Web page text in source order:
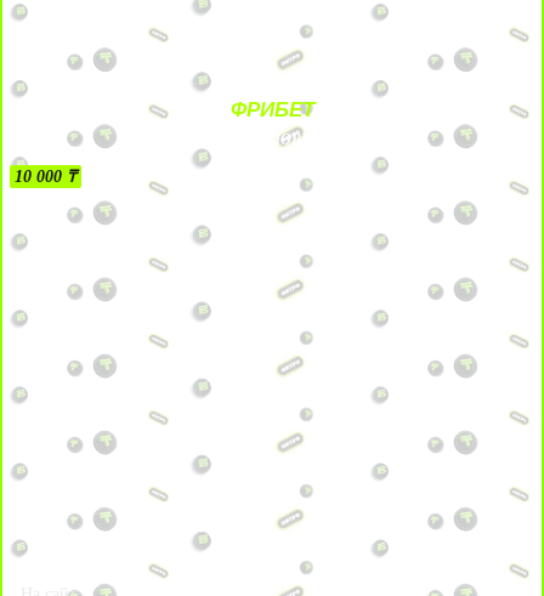
ФРИБЕТ
БЕЗ УСЛОВИЙ
10 000 ₸